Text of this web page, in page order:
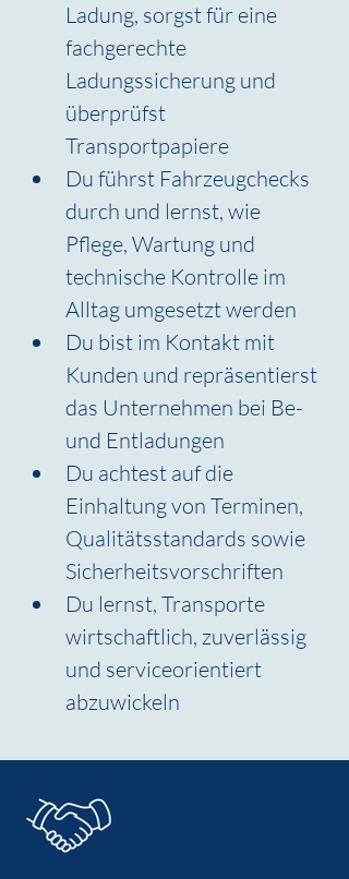
Ladung, sorgst für eine
fachgerechte
Ladungssicherung und
überprüfst
Transportpapiere
Du führst Fahrzeugchecks
durch und lernst, wie
Pflege, Wartung und
technische Kontrolle im
Alltag umgesetzt werden
Du bist im Kontakt mit
Kunden und repräsentierst
das Unternehmen bei Be-
und Entladungen
Du achtest auf die
Einhaltung von Terminen,
Qualitätsstandards sowie
Sicherheitsvorschriften
Du lernst, Transporte
wirtschaftlich, zuverlässig
und serviceorientiert
abzuwickeln